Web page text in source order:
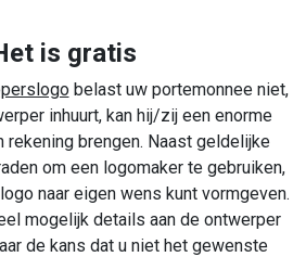
is gratis
belast uw portemonnee niet,
inhuurt, kan hij/zij een enorme
rekening brengen. Naast geldelijke
om een logomaker te gebruiken,
naar eigen wens kunt vormgeven.
mogelijk details aan de ontwerper
de kans dat u niet het gewenste